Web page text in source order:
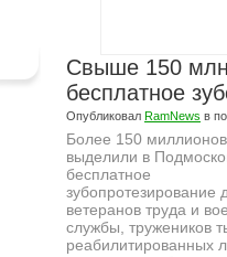
Свыше 150
бесплатное
Опубликовал RamNews в
Более 150
выделили в
бесплатное
зубопротезирование
ветеранов труда и
службы, тружеников
реабилитированных